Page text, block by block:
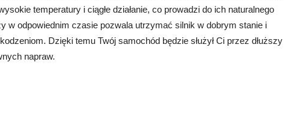
temperatury i ciągłe działanie, co prowadzi do ich naturalnego
w odpowiednim czasie pozwala utrzymać silnik w dobrym stanie i
Dzięki temu Twój samochód będzie służył Ci przez dłuższy
napraw.